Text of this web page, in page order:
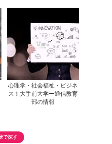
心理学・社会福祉・ビジネ
ス！大手前大学ー通信教育
部の情報
で探す